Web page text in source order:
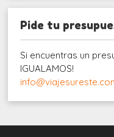
Pide tu
Si encuentras un
IGUALAMOS!